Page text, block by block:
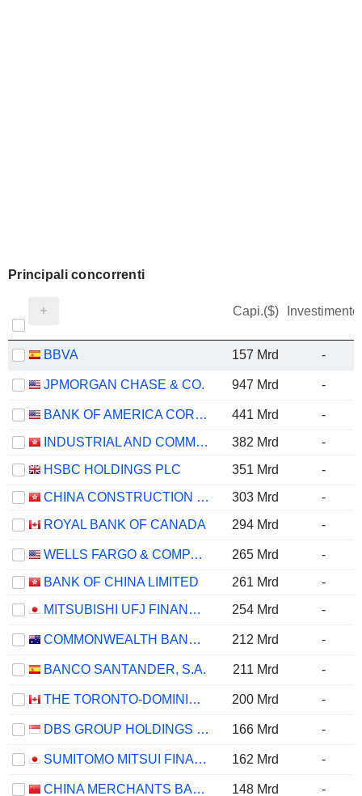
Principali concorrenti
Capi.($) Investimento
BBVA 157 Mrd -
JPMORGAN CHASE & CO. 947 Mrd -
BANK OF AMERICA CORPORATION 441 Mrd
-
INDUSTRIAL AND COMMERCIAL BANK OF CHINA LIMITED
382 Mrd
-
HSBC HOLDINGS PLC
351 Mrd
-
CHINA CONSTRUCTION BANK CORPORATION
303 Mrd
-
ROYAL BANK OF CANADA
294 Mrd -
WELLS FARGO & COMPANY 265 Mrd
-
BANK OF CHINA LIMITED
261 Mrd
-
MITSUBISHI UFJ FINANCIAL GROUP, INC.
254 Mrd -
COMMONWEALTH BANK OF AUSTRALIA 212 Mrd -
BANCO SANTANDER, S.A. 211 Mrd -
THE TORONTO-DOMINION BANK 200 Mrd -
DBS GROUP HOLDINGS LTD 166 Mrd -
SUMITOMO MITSUI FINANCIAL GROUP, INC. 162 Mrd -
CHINA MERCHANTS BANK CO., LTD. 148 Mrd -